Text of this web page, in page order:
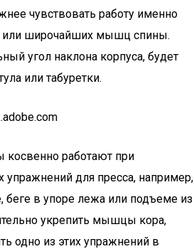
чувствовать работу именно
или широчайших мышц спины.
угол наклона корпуса, будет
или табуретки.
работают при
для пресса, например,
беге в упоре лежа или подъеме из
укрепить мышцы кора,
одно из этих упражнений в